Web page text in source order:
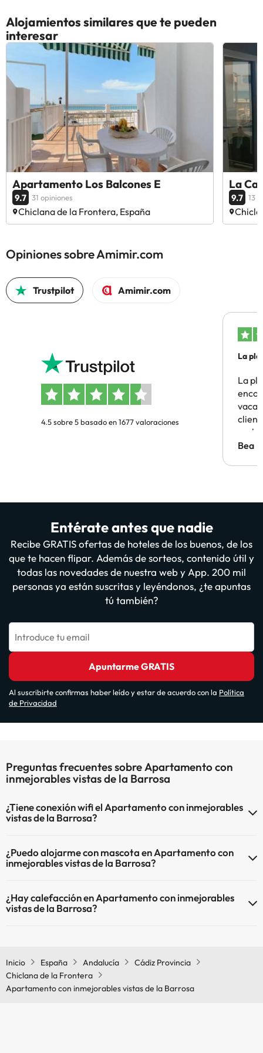
Alojamientos similares que te pueden
interesar
Apartamento Los Balcones E
9.7 31 opiniones
Chiclana de la Frontera, España
La
9.7 13
Opiniones sobre Amimir.com
Trustpilot Amimir.com
4.5 sobre 5 basado en 1677 valoraciones
La
La
Bea
Entérate antes que nadie
Recibe GRATIS ofertas de hoteles de los buenos, de los
que te hacen flipar. Además de sorteos, contenido útil y
todas las novedades de nuestra web y App. 200 mil
personas ya están suscritas y leyéndonos, ¿te apuntas
tú también?
Introduce tu email
Apuntarme GRATIS
Al suscribirte confirmas haber leído y estar de acuerdo con la Política
de Privacidad
Preguntas frecuentes sobre Apartamento con
inmejorables vistas de la Barrosa
¿Tiene conexión wifi el Apartamento con inmejorables
vistas de la Barrosa?
Wi-Fi.
¿Puedo alojarme con mascota en Apartamento con
inmejorables vistas de la Barrosa?
admiten mascotas.
¿Hay calefacción en Apartamento con inmejorables
vistas de la Barrosa?
Inicio
España Andalucía
Cádiz Provincia
Chiclana de la Frontera
Apartamento con inmejorables vistas de la Barrosa